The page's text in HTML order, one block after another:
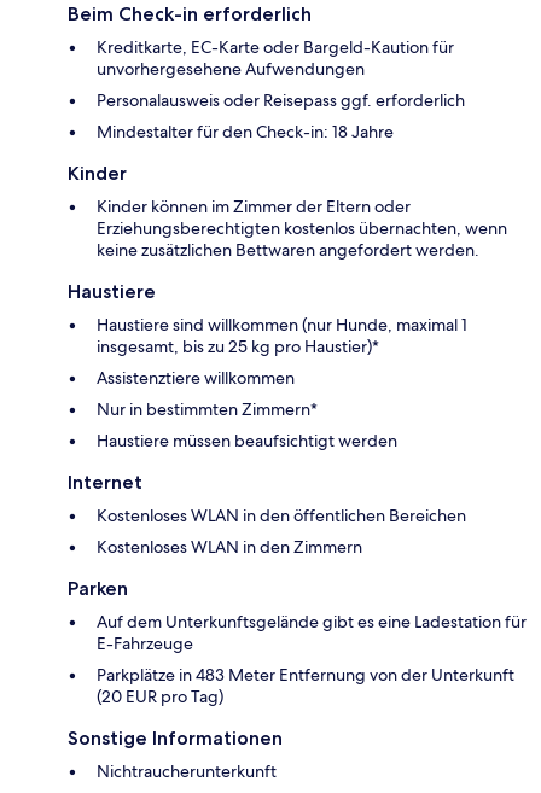
Beim Check-in erforderlich
Kreditkarte, EC-Karte oder Bargeld-Kaution für
unvorhergesehene Aufwendungen
Personalausweis oder Reisepass ggf. erforderlich
Mindestalter für den Check-in: 18 Jahre
Kinder
Kinder können im Zimmer der Eltern oder
Erziehungsberechtigten kostenlos übernachten, wenn
keine zusätzlichen Bettwaren angefordert werden.
Haustiere
Haustiere sind willkommen (nur Hunde, maximal 1
insgesamt, bis zu 25 kg pro Haustier)*
Assistenztiere willkommen
Nur in bestimmten Zimmern*
Haustiere müssen beaufsichtigt werden
Internet
Kostenloses WLAN in den öffentlichen Bereichen
Kostenloses WLAN in den Zimmern
Parken
Auf dem Unterkunftsgelände gibt es eine Ladestation für
E-Fahrzeuge
Parkplätze in 483 Meter Entfernung von der Unterkunft
(20 EUR pro Tag)
Sonstige Informationen
Nichtraucherunterkunft